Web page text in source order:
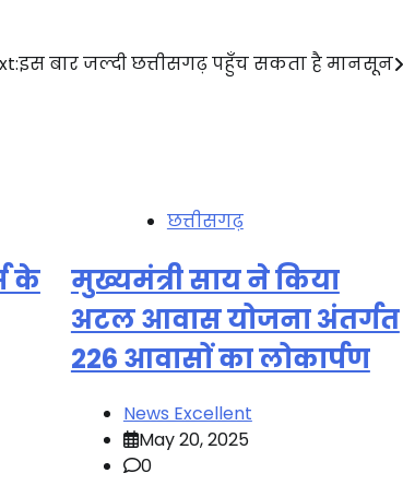
इस बार जल्दी छत्तीसगढ़ पहुँच सकता है मानसून
के
छत्तीसगढ़
मुख्यमंत्री साय ने किया
अटल आवास योजना अंतर्गत
226 आवासों का लोकार्पण
News Excellent
May 20, 2025
0